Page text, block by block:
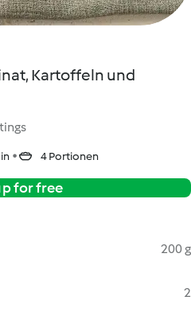
Kartoffeln und
4 Portionen
for free
200 g
2